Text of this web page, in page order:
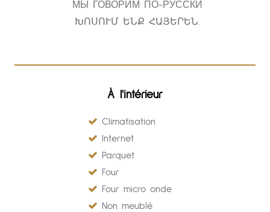
МЫ ГОВОРИМ ПО-РУССКИ
ԽՈՍՈՒՄ ԵՆՔ ՀԱՅԵՐԵՆ.
À l'intérieur
Climatisation
Internet
Parquet
Four
Four micro onde
Non meublé